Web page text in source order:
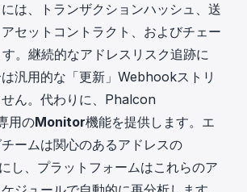
は、トランザクションハッシュ、送
セットコントラクト、およびチェー
。継続的なアドレスリスク追跡に
汎用的な「更新」Webhookストリ
ん。代わりに、Phalcon
用のMonitor機能を提供します。エ
ームは関心のあるアドレスの
し、プラットフォームはこれらのア